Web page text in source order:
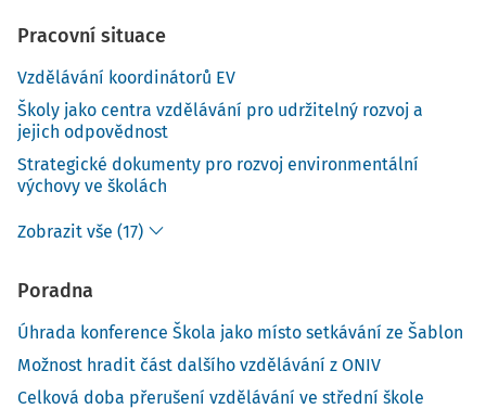
Pracovní situace
Vzdělávání koordinátorů EV
Školy jako centra vzdělávání pro udržitelný rozvoj a
jejich odpovědnost
Strategické dokumenty pro rozvoj environmentální
výchovy ve školách
Zobrazit vše (17)
Poradna
Úhrada konference Škola jako místo setkávání ze Šablon
Možnost hradit část dalšího vzdělávání z ONIV
Celková doba přerušení vzdělávání ve střední škole